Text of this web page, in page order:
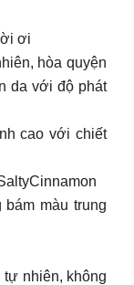
ơi
hòa quyện
da với độ phát
cao với chiết
màu trung
tự nhiên, không